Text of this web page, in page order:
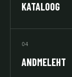
KATALOOG
04
ANDMELEHT